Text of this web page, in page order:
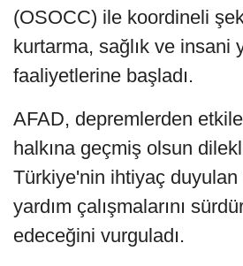
(OSOCC) ile koordineli
kurtarma, sağlık ve insani
faaliyetlerine başladı.
AFAD, depremlerden
halkına geçmiş olsun
Türkiye'nin ihtiyaç
yardım çalışmalarını
edeceğini vurguladı.